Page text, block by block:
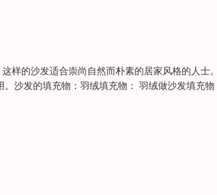
样的沙发适合崇尚自然而朴素的居家风格的人士
沙发的填充物：羽绒填充物： 羽绒做沙发填充物